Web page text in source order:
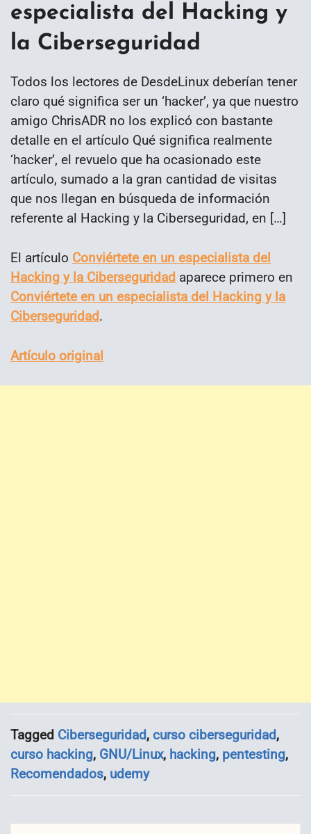
especialista del Hacking y
la Ciberseguridad
Todos los lectores de DesdeLinux deberían tener
claro qué significa ser un ‘hacker’, ya que nuestro
amigo ChrisADR no los explicó con bastante
detalle en el artículo Qué significa realmente
‘hacker’, el revuelo que ha ocasionado este
artículo, sumado a la gran cantidad de visitas
que nos llegan en búsqueda de información
referente al Hacking y la Ciberseguridad, en […]
El artículo Conviértete en un especialista del
Hacking y la Ciberseguridad aparece primero en
Conviértete en un especialista del Hacking y la
Ciberseguridad.
Artículo original
Tagged Ciberseguridad, curso ciberseguridad,
curso hacking, GNU/Linux, hacking, pentesting,
Recomendados, udemy